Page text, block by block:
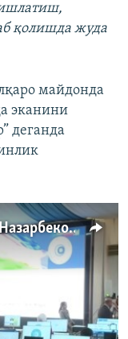
қолишда жуда
майдонда
эканини
деганда
Озодлик Эксклюзив: Озодбек Назарбеков путинпараст рус қўшиқчилари, Украина ва маданий мерос ҳақида
эмас